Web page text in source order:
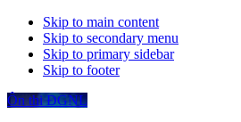
Skip to main content
Skip to secondary menu
Skip to primary sidebar
Skip to footer
Ôn thi ĐGNL